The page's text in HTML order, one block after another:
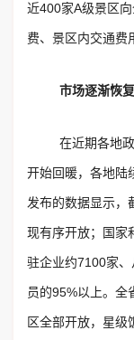
近400家A级景区
费、景区内交通费
市场逐渐恢
在近期各地
开始回暖，各地陆
发布的数据显示，
现有序开放；国家
驻企业约7100家
员的95%以上。全
区全部开放，星级